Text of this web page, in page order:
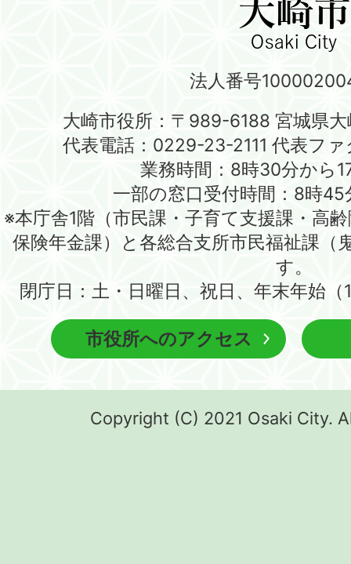
法人番号
大崎市役所：〒989-6188 宮城県大
代表電話：0229-23-2111 代表フ
業務時間：8時30分から
一部の窓口受付時間：8時
※本庁舎1階（市民課・子育て支援課・高
保険年金課）と各総合支所市民福祉課（
す。
閉庁日：土・日曜日、祝日、年末年始
市役所へのアクセス
Copyright (C) 2021 Osaki City.